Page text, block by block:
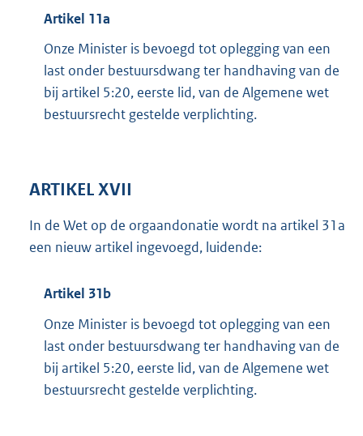
Artikel 11a
Onze Minister is bevoegd tot oplegging van een
last onder bestuursdwang ter handhaving van de
bij artikel 5:20, eerste lid, van de Algemene wet
bestuursrecht gestelde verplichting.
ARTIKEL XVII
In de Wet op de orgaandonatie wordt na artikel 31a
een nieuw artikel ingevoegd, luidende:
Artikel 31b
Onze Minister is bevoegd tot oplegging van een
last onder bestuursdwang ter handhaving van de
bij artikel 5:20, eerste lid, van de Algemene wet
bestuursrecht gestelde verplichting.